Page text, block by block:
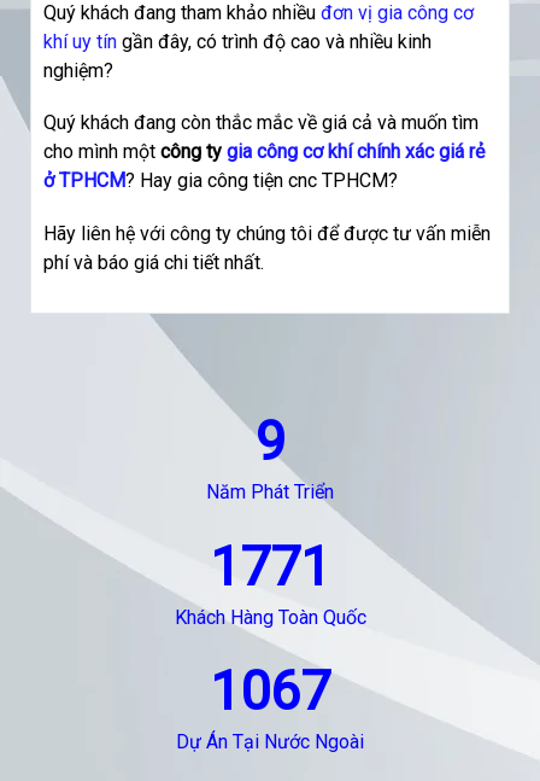
Quý khách đang tham khảo nhiều đơn vị gia công cơ
khí uy tín gần đây, có trình độ cao và nhiều kinh
nghiệm?
Quý khách đang còn thắc mắc về giá cả và muốn tìm
cho mình một công ty gia công cơ khí chính xác giá rẻ
ở TPHCM? Hay gia công tiện cnc TPHCM?
Hãy liên hệ với công ty chúng tôi để được tư vấn miễn
phí và báo giá chi tiết nhất.
9
Năm Phát Triển
1771
Khách Hàng Toàn Quốc
1067
Dự Án Tại Nước Ngoài